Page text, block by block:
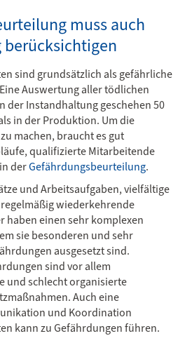
muss auch
sind grundsätzlich als gefährliche
Auswertung aller tödlichen
der Instandhaltung geschehen 50
in der Produktion. Um die
machen, braucht es gut
qualifizierte Mitarbeitende
derGefährdungsbeurteilung.
und Arbeitsaufgaben, vielfältige
wiederkehrende
haben einen sehr komplexen
sie besonderen und sehr
ausgesetzt sind.
sind vor allem
und schlecht organisierte
Auch eine
und Koordination
kann zu Gefährdungen führen.